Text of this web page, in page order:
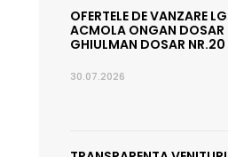
OFERTELE DE VANZARE
ACMOLA ONGAN DOSAR
GHIULMAN DOSAR NR.20
30.07.2026